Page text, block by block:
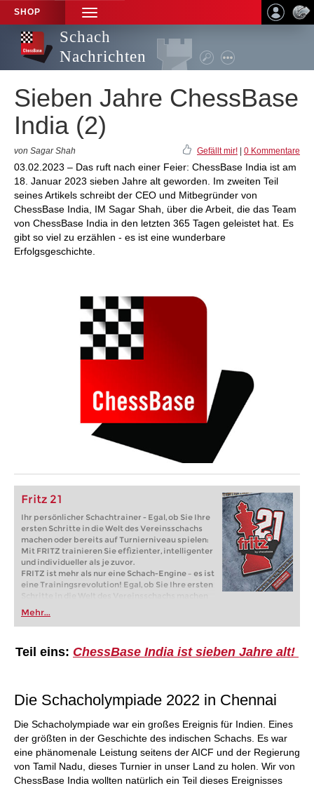
SHOP
TOGGLE
NAVIGATION
Schach
Nachrichten
Sieben Jahre ChessBase
India (2)
von Sagar Shah Gefällt mir! 0 Kommentare
03.02.2023 – Das ruft nach einer Feier: ChessBase India ist am
18. Januar 2023 sieben Jahre alt geworden. Im zweiten Teil
seines Artikels schreibt der CEO und Mitbegründer von
ChessBase India, IM Sagar Shah, über die Arbeit, die das Team
von ChessBase India in den letzten 365 Tagen geleistet hat. Es
gibt so viel zu erzählen - es ist eine wunderbare
Erfolgsgeschichte.
Fritz 21
Ihr persönlicher Schachtrainer - Egal, ob Sie Ihre
ersten Schritte in die Welt des Vereinsschachs
machen oder bereits auf Turnierniveau spielen:
Mit FRITZ trainieren Sie effizienter, intelligenter
und individueller als je zuvor.
FRITZ ist mehr als nur eine Schach-Engine – es ist
eine Trainingsrevolution! Egal, ob Sie Ihre ersten
Schritte in die Welt des Vereinsschachs machen
oder bereits auf Turnierniveau spielen: Mit
FRITZ trainieren Sie effizienter, intelligenter und
individueller als je zuvor.
Mehr...
Teil eins: ChessBase India ist sieben Jahre alt!
Die Schacholympiade 2022 in Chennai
Die Schacholympiade war ein großes Ereignis für Indien. Eines
der größten in der Geschichte des indischen Schachs. Es war
eine phänomenale Leistung seitens der AICF und der Regierung
von Tamil Nadu, dieses Turnier in unser Land zu holen. Wir von
ChessBase India wollten natürlich ein Teil dieses Ereignisses